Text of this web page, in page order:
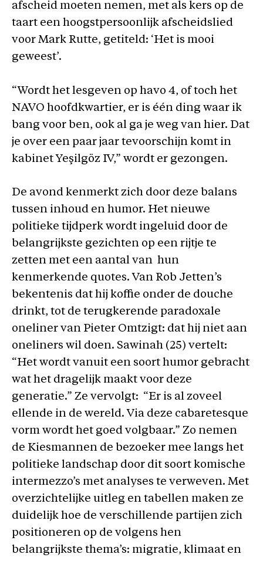
afscheid moeten nemen, met als kers op de
taart een hoogstpersoonlijk afscheidslied
voor Mark Rutte, getiteld: ‘Het is mooi
geweest’.
“Wordt het lesgeven op havo 4, of toch het
NAVO hoofdkwartier, er is één ding waar ik
bang voor ben, ook al ga je weg van hier. Dat
je over een paar jaar tevoorschijn komt in
kabinet Yeşilgöz IV,” wordt er gezongen.
De avond kenmerkt zich door deze balans
tussen inhoud en humor. Het nieuwe
politieke tijdperk wordt ingeluid door de
belangrijkste gezichten op een rijtje te
zetten met een aantal van hun
kenmerkende quotes. Van Rob Jetten’s
bekentenis dat hij koffie onder de douche
drinkt, tot de terugkerende paradoxale
oneliner van Pieter Omtzigt: dat hij niet aan
oneliners wil doen. Sawinah (25) vertelt:
“Het wordt vanuit een soort humor gebracht
wat het dragelijk maakt voor deze
generatie.” Ze vervolgt: “Er is al zoveel
ellende in de wereld. Via deze cabaretesque
vorm wordt het goed volgbaar.” Zo nemen
de Kiesmannen de bezoeker mee langs het
politieke landschap door dit soort komische
intermezzo’s met analyses te verweven. Met
overzichtelijke uitleg en tabellen maken ze
duidelijk hoe de verschillende partijen zich
positioneren op de volgens hen
belangrijkste thema’s: migratie, klimaat en